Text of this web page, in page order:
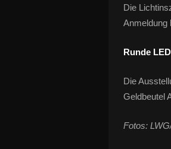
Die
Anmeldung
Runde
Die
Geldbeutel
Fotos: